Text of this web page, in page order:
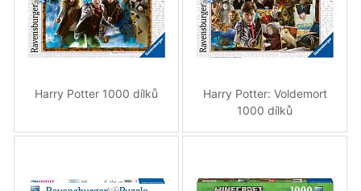
Harry Potter 1000 dílků
Harry Potter: Voldemort
1000 dílků